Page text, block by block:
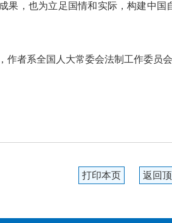
果，也为立足国情和实际，构建中
作者系全国人大常委会法制工作委员
打印本页 返回